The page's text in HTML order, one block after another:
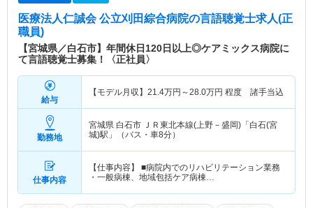
医療法人仁誠会 公立刈田綜合病院の言語聴覚士求人(正
職員)
【宮城県／白石市】年間休日120日以上◎ケアミックス病院に
て言語聴覚士募集！〈正社員〉
給与
【モデル月収】 21.4万円～28.0万円 程度 諸手当込
勤務地
宮城県 白石市
ＪＲ東北本線(上野－盛岡)「白石(宮
城)駅」（バス・車8分）
仕事内容
【仕事内容】 ■病院内でのリハビリテーション業務
・一般病棟、地域包括ケア病棟…